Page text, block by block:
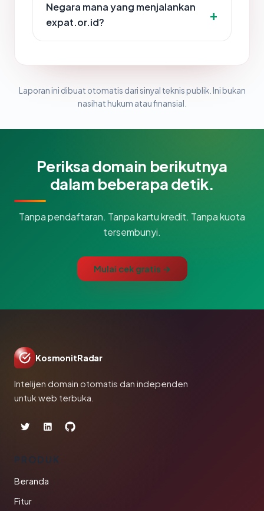
Negara mana yang menjalankan
expat.or.id?
Laporan ini dibuat otomatis dari sinyal teknis publik. Ini bukan
nasihat hukum atau finansial.
Periksa domain berikutnya
dalam beberapa detik.
Tanpa pendaftaran. Tanpa kartu kredit. Tanpa kuota
tersembunyi.
Mulai cek gratis →
KosmonitRadar
Intelijen domain otomatis dan independen
untuk web terbuka.
PRODUK
Beranda
Fitur